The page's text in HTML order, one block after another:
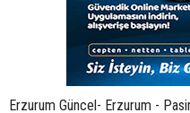
Erzurum Güncel- Erzurum -